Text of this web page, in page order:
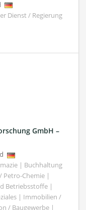
Dienst / Regierung
GmbH –
| Buchhaltung
Petro-Chemie |
Betriebsstoffe |
| Immobilien /
/ Baugewerbe |